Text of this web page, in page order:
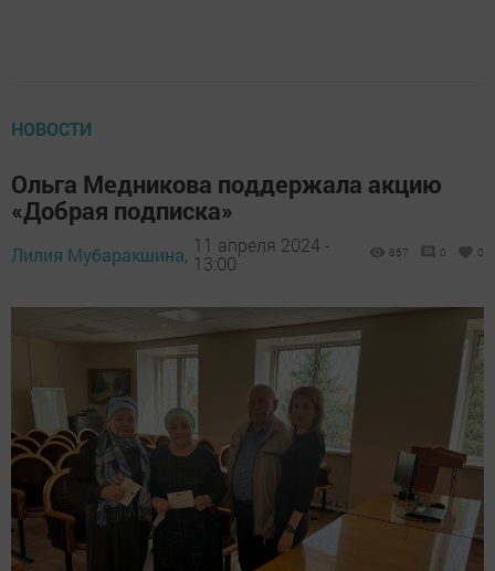
НОВОСТИ
Ольга Медникова поддержала акцию
«Добрая подписка»
Лилия Мубаракшина, 11 апреля 2024 -
13:00
867 0 0